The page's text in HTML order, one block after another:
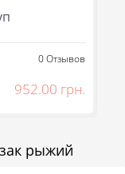
0Отзывов
952.00 грн.
рыжий